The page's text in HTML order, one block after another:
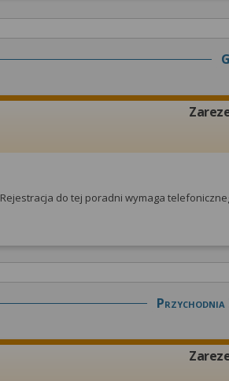
Rejestracja do tej poradni wymaga
Przychodnia